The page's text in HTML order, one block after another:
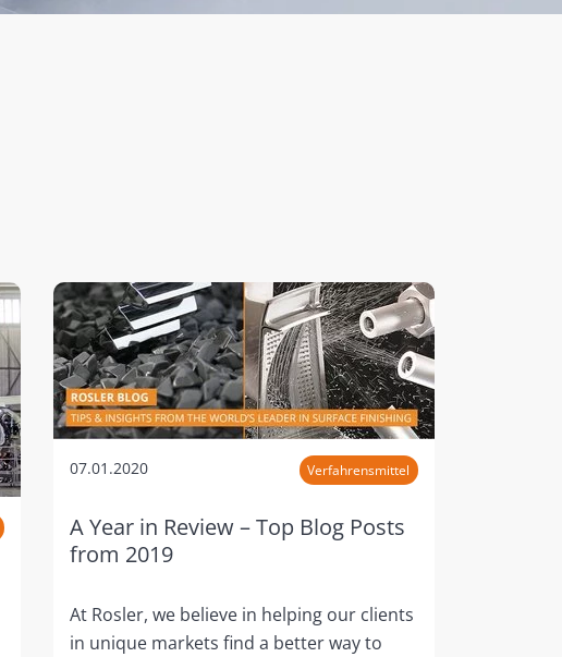
07.01.2020 Verfahrensmittel
A Year in Review – Top Blog Posts
from 2019
At Rosler, we believe in helping our clients
in unique markets find a better way to